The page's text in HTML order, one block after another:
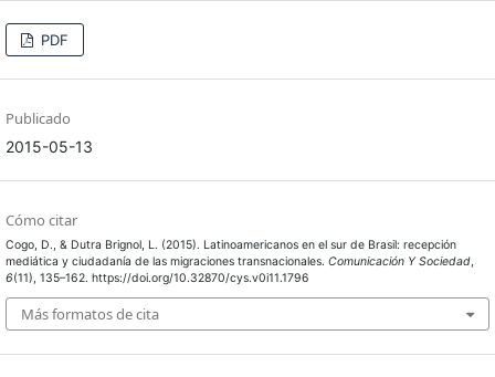
PDF
Publicado
2015-05-13
Cómo citar
Cogo, D., & Dutra Brignol, L. (2015). Latinoamericanos en el sur de Brasil: recepción
mediática y ciudadanía de las migraciones transnacionales. Comunicación Y Sociedad,
6(11), 135–162. https://doi.org/10.32870/cys.v0i11.1796
Más formatos de cita